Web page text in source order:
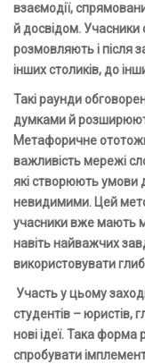
взаємодії,
й досвідом. Учасники
розмовляють і після
інших столиків, до
Такі раунди
думками й
Метафоричне
важливість мережі
які створюють умови
невидимими. Цей
учасники вже мають
навіть найважчих
використовувати
Участь у цьому
студентів – юристів,
нові ідеї. Така форма
спробувати